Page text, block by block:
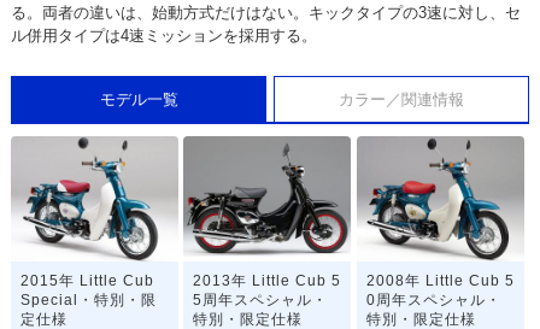
る。両者の違いは、始動方式だけはない。キックタイプの3速に対し、セ
ル併用タイプは4速ミッションを採用する。
モデル一覧 カラー／関連情報
2015年 Little Cub
Special・特別・限
定仕様
2013年 Little Cub 5
5周年スペシャル・
特別・限定仕様
2008年 Little Cub 5
0周年スペシャル・
特別・限定仕様